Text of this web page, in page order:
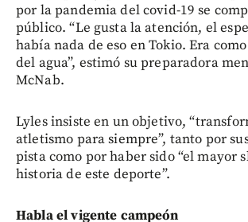
por la pandemia del covid-19 se
público. “Le gusta la atención, el
había nada de eso en Tokio. Era
del agua”, estimó su preparadora
McNab.
Lyles insiste en un objetivo,
atletismo para siempre”, tanto por
pista como por haber sido “el mayor
historia de este deporte”.
Habla el vigente campeón